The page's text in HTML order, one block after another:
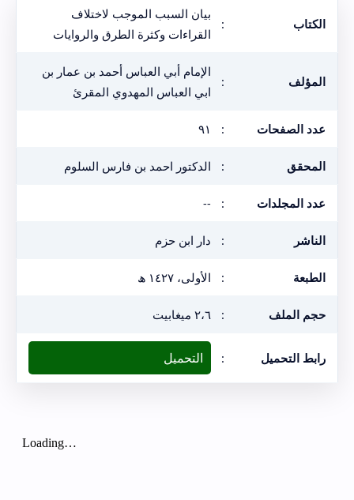
الكتاب :
بيان السبب الموجب لاختلاف
القراءات وكثرة الطرق والروايات
المؤلف :
الإمام أبي العباس أحمد بن عمار بن
ابي العباس المهدوي المقرئ
عدد الصفحات : ٩١
المحقق : الدكتور احمد بن فارس السلوم
عدد المجلدات :
--
الناشر : دار ابن حزم
الطبعة : الأولى، ١٤٢٧ ھ
حجم الملف : ٢،٦ ميغابيت
رابط التحميل : التحميل